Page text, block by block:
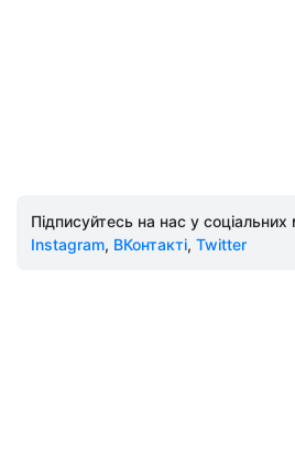
Підписуйтесь на нас у
Instagram, ВКонтакті, Twitter